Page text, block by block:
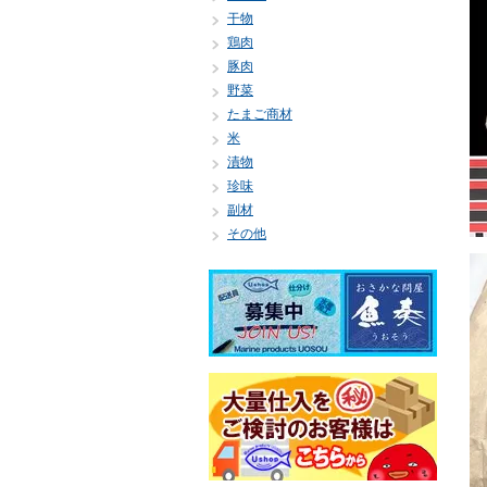
干物
鶏肉
豚肉
野菜
たまご商材
米
漬物
珍味
副材
その他